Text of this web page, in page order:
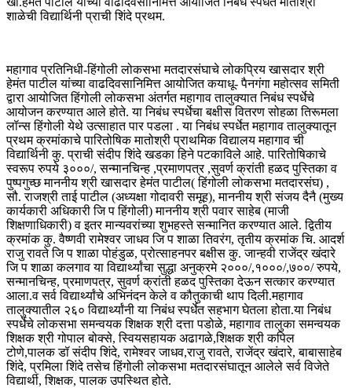
शाळेची विद्यार्थिनी प्राची शिंदे प्रथम.
महागाव प्रतिनिधी-हिंगोली लोकसभा मतदारसंघाचे लोकप्रिय खासदार श्री
हेमंत पाटील यांच्या वाढदिवसानिमित्त आयोजित कयाधू- पैनगंगा महोत्सव समिती
द्वारा आयोजित हिंगोली लोकसभा अंतर्गत महागाव तालुक्यात निबंध स्पर्धेचे
आयोजन करण्यात आले होते. या निबंध स्पर्धेचा बक्षीस वितरण सोहळा तिरूमला
लॉन्स हिंगोली येथे उत्साहात पार पडला . या निबंध स्पर्धेत महागाव तालुक्यातून
प्रथम क्रमांकाचे पारितोषिक मातोश्री प्राथमिक विद्यालय महागाव ची
विद्यार्थिनी कु. प्राची संदीप शिंदे खडका हिने पटकाविले आहे. पारितोषिकाचे
स्वरूप रुपये ३०००/, सन्मानचिन्ह ,प्रमाणपत्र ,सुवर्ण क्रांती हळद पुस्तिका व
पुष्पगुच्छ माननीय श्री खासदार हेमंत पाटील( हिंगोली लोकसभा मतदारसंघ) ,
सौ. राजश्री ताई पाटील (अध्यक्षा गोदावरी समूह), माननीय श्री संजय दैनै (मुख्य
कार्यकारी अधिकारी जि प हिंगोली) माननीय श्री पवार साहेब (माजी
शिक्षणाधिकारी) व इतर मान्यवरांच्या शुभहस्ते सन्मानित करण्यात आले. द्वितीय
क्रमांक कु. वैष्णवी रामेश्वर जाधव जि प शाळा तिवरंग, तृतीय क्रमांक चि. आदर्श
राजु रावते जि प शाळा पोहंडुळ, प्रोत्साहनपर बक्षीस कु. जान्हवी राजेंद्र खंदारे
जि प शाळा कलगाव या विद्यार्थ्यांचा सुद्धा अनुक्रमे २०००/,१०००/,७००/ रुपये,
सन्मानचिन्ह, प्रमाणपत्र, सुवर्ण क्रांती हळद पुस्तिका देऊन सत्कार करण्यात
आला.व सर्व विद्यार्थ्यांचे अभिनंदन केले व कौतुकाची थाप दिली.महागाव
तालुक्यातील २६० विद्यार्थ्यांनी या निबंध स्पर्धेत सहभाग घेतला होता.या निबंध
स्पर्धेचे लोकसभा समन्वयक शिक्षक श्री दत्ता पडोळे, महागाव तालुका समन्वयक
शिक्षक श्री गोपाल बोक्से, स्वियसहायक अढागळे,शिक्षक श्री कपिल
टोणे,पालक डॉ संदीप शिंदे, रामेश्वर जाधव,राजु रावते, राजेंद्र खंदारे, बाबासाहेब
शिंदे, प्रमिला शिंदे तसेच हिंगोली लोकसभा मतदारसंघातून आलेले सर्व विजेते
विद्यार्थी, शिक्षक, पालक उपस्थित होते.